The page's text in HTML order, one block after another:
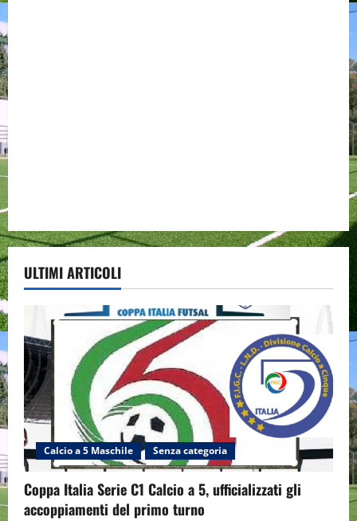
ULTIMI ARTICOLI
Calcio a 5 Maschile Senza categoria
Coppa Italia Serie C1 Calcio a 5, ufficializzati gli
accoppiamenti del primo turno